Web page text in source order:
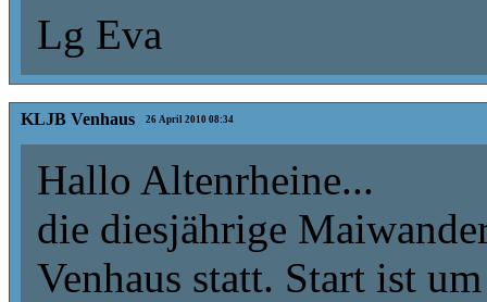
Lg Eva
KLJB Venhaus 26 April 2010 08:34
Hallo Altenrheine...
die diesjährige
Venhaus statt. Start ist